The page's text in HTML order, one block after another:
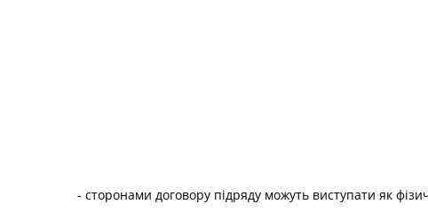
- сторонами договору підряду можуть виступати як